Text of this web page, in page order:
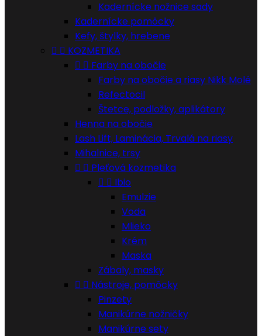
Kadernícke nožnice sady
Kadernícke pomôcky
Kefy, štylky, hrebene
  KOZMETIKA
  Farby na obočie
Farby na obočie a riasy Nikk Molé
Refectocil
Štetce, podložky, aplikátory
Henna na obočie
Lash Lift, Laminácia, Trvalá na riasy
Mihalnice, trsy
  Pleťová kozmetika
  Ibio
Emulzie
Voda
Mlieko
Krém
Maska
Zábaly, masky
  Nástroje, pomôcky
Pinzety
Manikúrne nožničky
Manikúrne sety